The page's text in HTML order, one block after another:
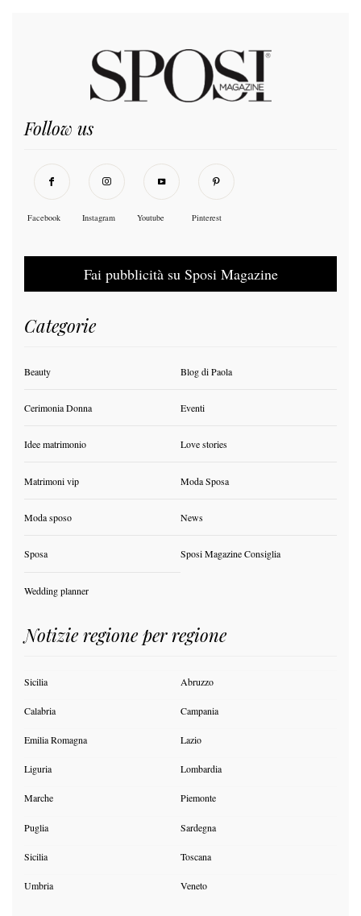
Follow us
Facebook Instagram Youtube Pinterest
Fai pubblicità su Sposi Magazine
Categorie
Beauty Blog di Paola
Cerimonia Donna Eventi
Idee matrimonio Love stories
Matrimoni vip Moda Sposa
Moda sposo News
Sposa Sposi Magazine Consiglia
Wedding planner
Notizie regione per regione
Sicilia Abruzzo
Calabria Campania
Emilia Romagna Lazio
Liguria Lombardia
Marche Piemonte
Puglia Sardegna
Sicilia Toscana
Umbria Veneto